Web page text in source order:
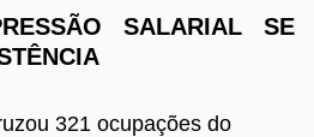
SALARIAL SE
321 ocupações do